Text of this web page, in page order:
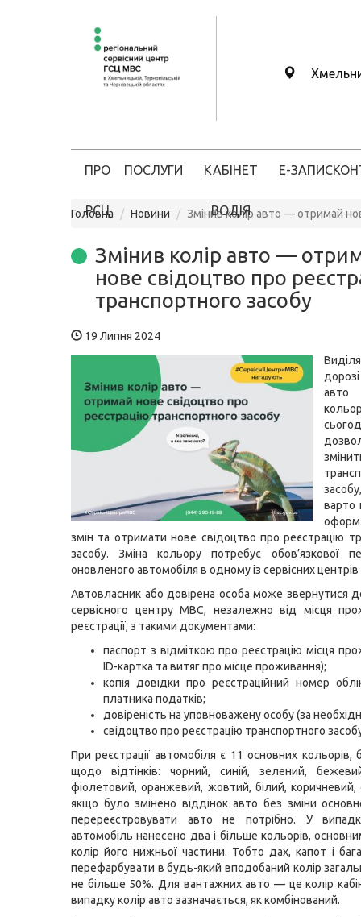
ПРО
РСЦ
ПОСЛУГИ КАБІНЕТ
ВОДІЯ
Е-ЗАПИС
Головна Новини Змінив колір авто — отримай
Змінив колір авто —
нове свідоцтво про
транспортного засобу
19 Липня 2024
авто
варто
змін та отримати нове свідоцтво про реєстрацію
засобу. Зміна кольору потребує обов’язкової
оновленого автомобіля в одному із сервісних
Автовласник або довірена особа може звернутися
сервісного центру МВС, незалежно від місця
реєстрації, з такими документами:
паспорт з відміткою про реєстрацію місця
ID-картка та витяг про місце проживання);
копія довідки про реєстраційний номер
платника податків;
довіреність на уповноважену особу (за
свідоцтво про реєстрацію транспортного
При реєстрації автомобіля є 11 основних кольорів,
щодо відтінків: чорний, синій, зелений,
фіолетовий, оранжевий, жовтий, білий, коричневий,
якщо було змінено віддінок авто без зміни
перереєстровувати авто не потрібно. У
автомобіль нанесено два і більше кольорів,
колір його нижньої частини. Тобто дах, капот і
перефарбувати в будь-який вподобаний колір
не більше 50%. Для вантажних авто — це колір
випадку колір авто зазначається, як комбінований.